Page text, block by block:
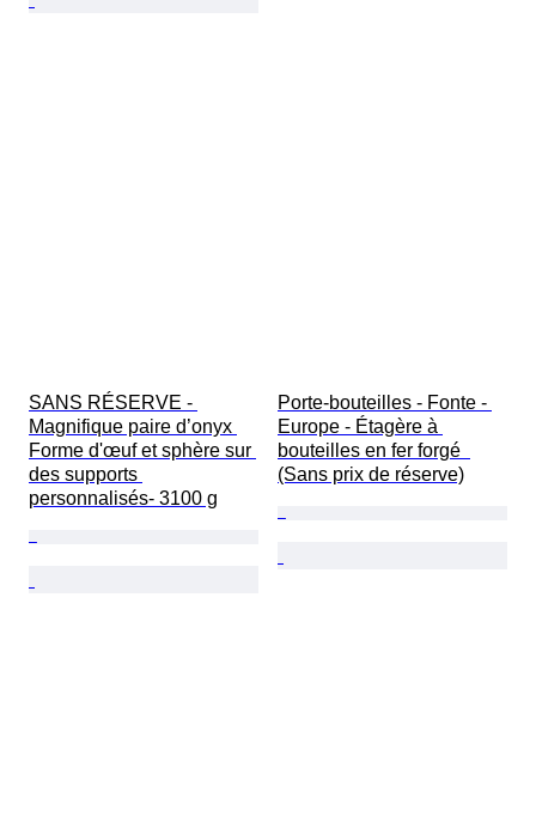
SANS RÉSERVE -
Magnifique paire d’onyx
Forme d'œuf et sphère sur
des supports
personnalisés- 3100 g
Porte-bouteilles - Fonte -
Europe - Étagère à
bouteilles en fer forgé
(Sans prix de réserve)